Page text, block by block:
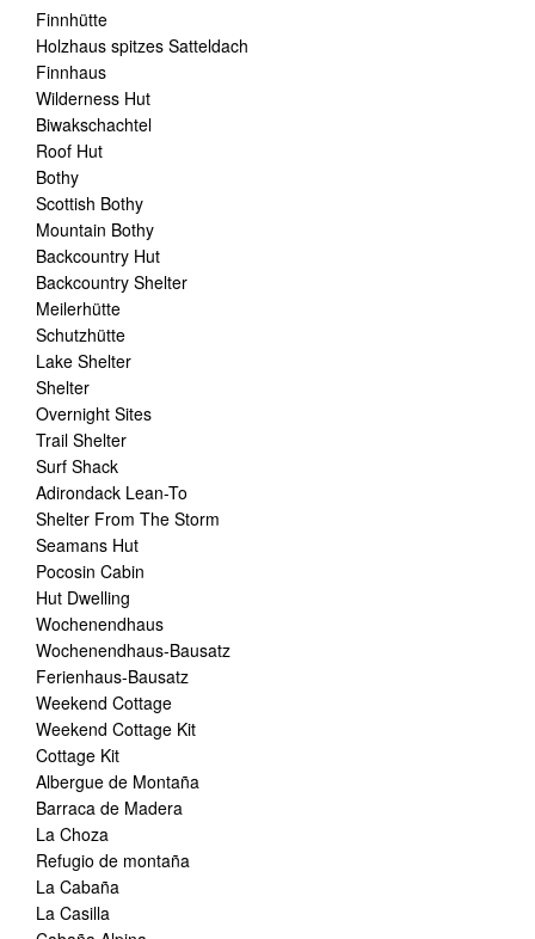
Finnhütte
Holzhaus spitzes Satteldach
Finnhaus
Wilderness Hut
Biwakschachtel
Roof Hut
Bothy
Scottish Bothy
Mountain Bothy
Backcountry Hut
Backcountry Shelter
Meilerhütte
Schutzhütte
Lake Shelter
Shelter
Overnight Sites
Trail Shelter
Surf Shack
Adirondack Lean-To
Shelter From The Storm
Seamans Hut
Pocosin Cabin
Hut Dwelling
Wochenendhaus
Wochenendhaus-Bausatz
Ferienhaus-Bausatz
Weekend Cottage
Weekend Cottage Kit
Cottage Kit
Albergue de Montaña
Barraca de Madera
La Choza
Refugio de montaña
La Cabaña
La Casilla